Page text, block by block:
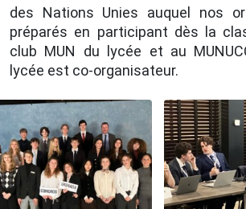
des Nations Unies auquel nos
préparés en participant dès la
club MUN du lycée et au
lycée est co-organisateur.